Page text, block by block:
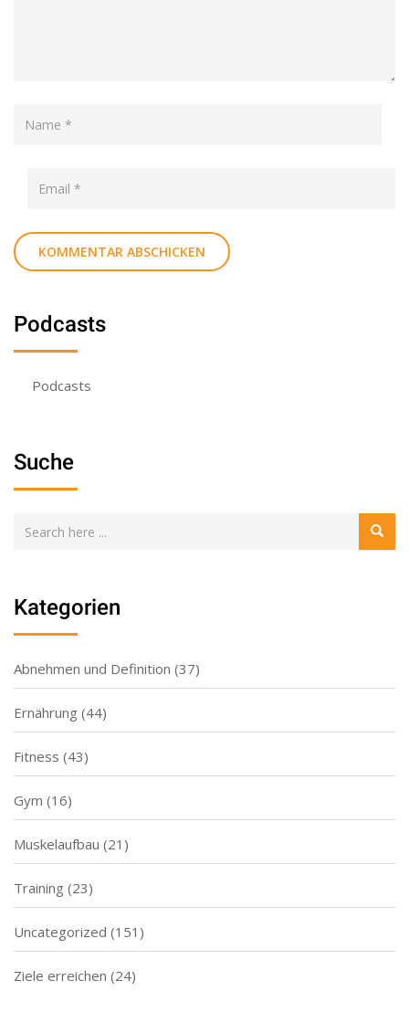
Podcasts
Podcasts
Suche
Kategorien
Abnehmen und Definition (37)
Ernährung (44)
Fitness (43)
Gym (16)
Muskelaufbau (21)
Training (23)
Uncategorized (151)
Ziele erreichen (24)